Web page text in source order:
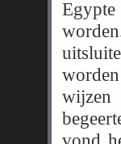
wijzen